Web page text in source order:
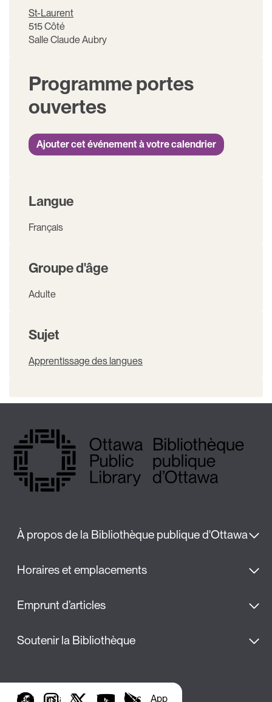
St-Laurent
515 Côté
Salle Claude Aubry
Programme portes
ouvertes
Ajouter cet événement à votre calendrier
Langue
Français
Groupe d'âge
Adulte
Sujet
Apprentissage des langues
À propos de la Bibliothèque publique d'Ottawa
Horaires et emplacements
Emprunt d’articles
Soutenir la Bibliothèque
FacebookInstagram
X YouTubeGoogle PlayApplis de bibliothèque